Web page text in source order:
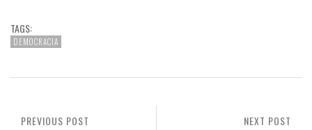
TAGS:
DEMOCRACIA
NEXT POST
PREVIOUS POST